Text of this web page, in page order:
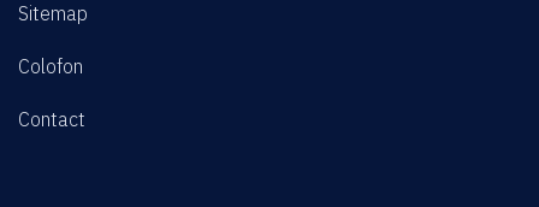
Sitemap
Colofon
Contact